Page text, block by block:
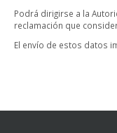
Podrá dirigirse a la
reclamación que
El envío de estos datos